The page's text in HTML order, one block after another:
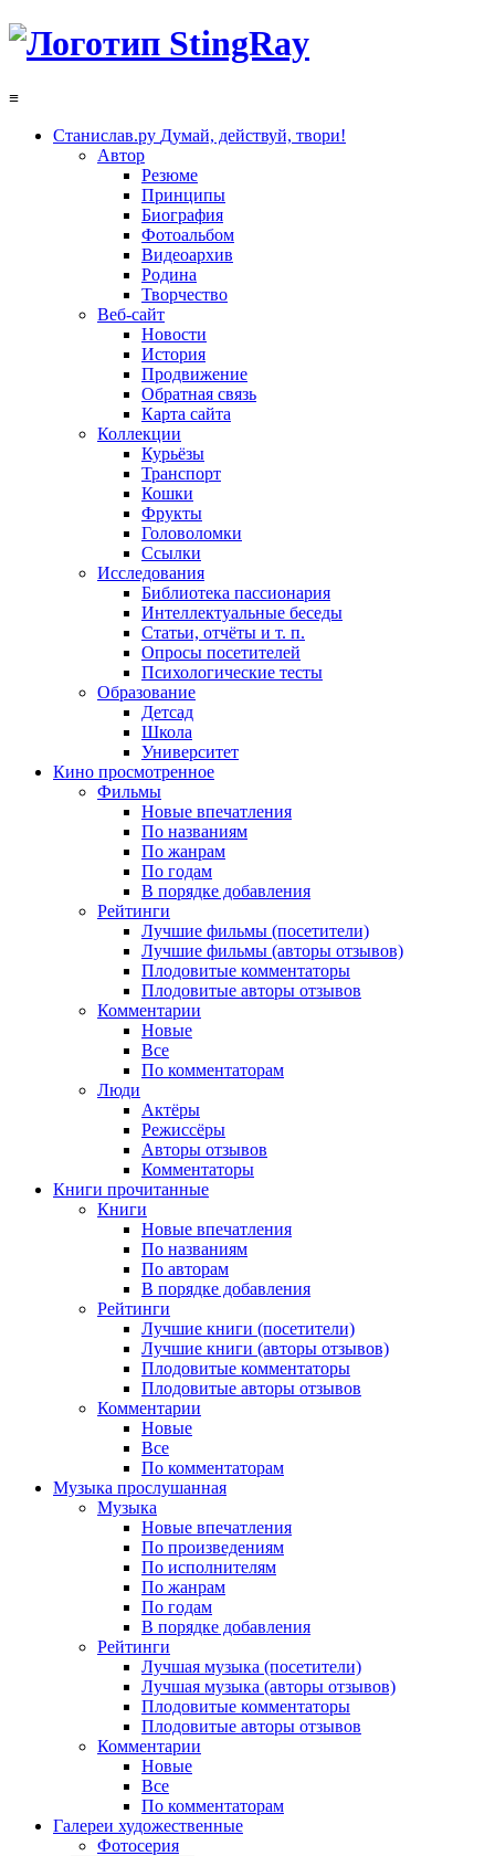
≡
Станислав.ру Думай, действуй, твори!
Автор
Резюме
Принципы
Биография
Фотоальбом
Видеоархив
Родина
Творчество
Веб-сайт
Новости
История
Продвижение
Обратная связь
Карта сайта
Коллекции
Курьёзы
Транспорт
Кошки
Фрукты
Головоломки
Ссылки
Исследования
Библиотека пассионария
Интеллектуальные беседы
Статьи, отчёты и т. п.
Опросы посетителей
Психологические тесты
Образование
Детсад
Школа
Университет
Кино просмотренное
Фильмы
Новые впечатления
По названиям
По жанрам
По годам
В порядке добавления
Рейтинги
Лучшие фильмы (посетители)
Лучшие фильмы (авторы отзывов)
Плодовитые комментаторы
Плодовитые авторы отзывов
Комментарии
Новые
Все
По комментаторам
Люди
Актёры
Режиссёры
Авторы отзывов
Комментаторы
Книги прочитанные
Книги
Новые впечатления
По названиям
По авторам
В порядке добавления
Рейтинги
Лучшие книги (посетители)
Лучшие книги (авторы отзывов)
Плодовитые комментаторы
Плодовитые авторы отзывов
Комментарии
Новые
Все
По комментаторам
Музыка прослушанная
Музыка
Новые впечатления
По произведениям
По исполнителям
По жанрам
По годам
В порядке добавления
Рейтинги
Лучшая музыка (посетители)
Лучшая музыка (авторы отзывов)
Плодовитые комментаторы
Плодовитые авторы отзывов
Комментарии
Новые
Все
По комментаторам
Галереи художественные
Фотосерия